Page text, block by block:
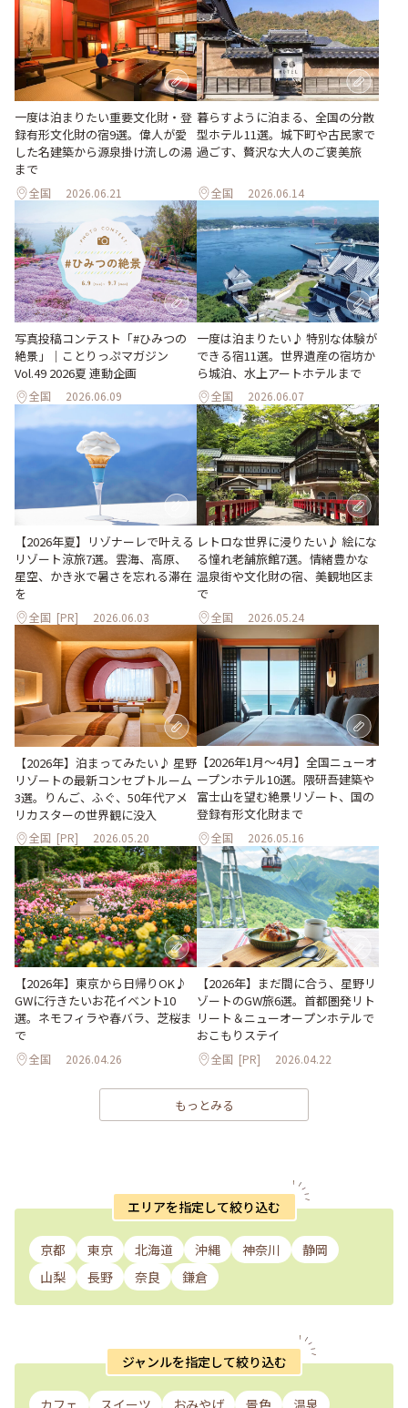
一度は泊まりたい重要文化財・登
録有形文化財の宿9選。偉人が愛
した名建築から源泉掛け流しの湯
まで
全国 2026.06.21
暮らすように泊まる、全国の分散
型ホテル11選。城下町や古民家で
過ごす、贅沢な大人のご褒美旅
全国 2026.06.14
写真投稿コンテスト「#ひみつの
絶景」｜ことりっぷマガジン
Vol.49 2026夏 連動企画
全国 2026.06.09
一度は泊まりたい♪ 特別な体験が
できる宿11選。世界遺産の宿坊か
ら城泊、水上アートホテルまで
全国 2026.06.07
【2026年夏】リゾナーレで叶える
リゾート涼旅7選。雲海、高原、
星空、かき氷で暑さを忘れる滞在
を
全国 [PR] 2026.06.03
レトロな世界に浸りたい♪ 絵にな
る憧れ老舗旅館7選。情緒豊かな
温泉街や文化財の宿、美観地区ま
で
全国 2026.05.24
【2026年】泊まってみたい♪ 星野
リゾートの最新コンセプトルーム
3選。りんご、ふぐ、50年代アメ
リカスターの世界観に没入
全国 [PR] 2026.05.20
【2026年1月～4月】全国ニューオ
ープンホテル10選。隈研吾建築や
富士山を望む絶景リゾート、国の
登録有形文化財まで
全国 2026.05.16
【2026年】東京から日帰りOK♪
GWに行きたいお花イベント10
選。ネモフィラや春バラ、芝桜ま
で
全国 2026.04.26
【2026年】まだ間に合う、星野リ
ゾートのGW旅6選。首都圏発リト
リート＆ニューオープンホテルで
おこもりステイ
全国 [PR] 2026.04.22
もっとみる
エリアを指定して絞り込む
京都 東京 北海道 沖縄 神奈川
静岡
山梨
長野 奈良 鎌倉
ジャンルを指定して絞り込む